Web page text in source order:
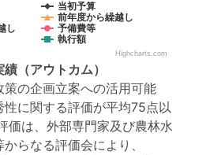
当初予算
前年度から繰越し
し
予備費等
執行額
Highcharts.com
績 （アウトカム）
の企画立案への活用可能
に関する評価が平均75点以
価は、外部専門家及び農林水
らなる評価会により、